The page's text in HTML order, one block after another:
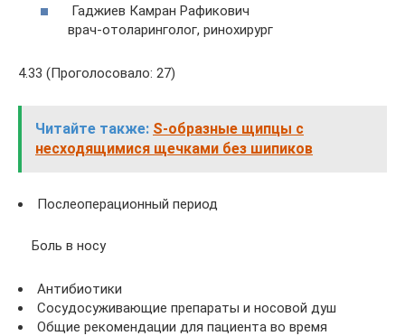
Гаджиев Камран Рафикович
врач-отоларинголог, ринохирург
4.33 (Проголосовало: 27)
Читайте также: S-образные щипцы с
несходящимися щечками без шипиков
Послеоперационный период
Боль в носу
Антибиотики
Сосудосуживающие препараты и носовой душ
Общие рекомендации для пациента во время